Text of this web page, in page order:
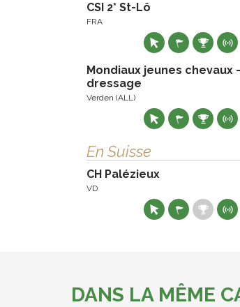
CSI 2* St-Lô
FRA
Mondiaux jeunes chevaux
dressage
Verden (ALL)
En Suisse
CH Palézieux
VD
DANS LA MÊME